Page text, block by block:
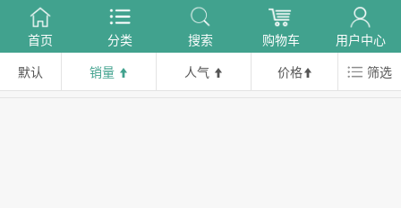
首页 分类 搜索 购物车
用户中心
默认
销量 人气 价格 筛选